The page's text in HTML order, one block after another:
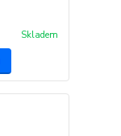
Skladem